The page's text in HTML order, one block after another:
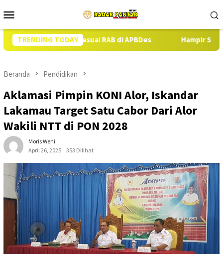
ke
Mobile
TRENDING TODAY
Babi Sesuai RAB di APBDes Hampir Setahun Jaksa
Beranda Pendidikan
Aklamasi Pimpin KONI Alor, Iskandar
Lakamau Target Satu Cabor Dari Alor
Wakili NTT di PON 2028
Moris Weni
April 26, 2025
353 Dilihat